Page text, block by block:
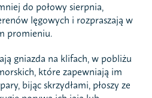
do połowy sierpnia,
lęgowych i rozpraszają w
promieniu.
gniazda na klifach, w pobliżu
które zapewniają im
bijąc skrzydłami, płoszy ze